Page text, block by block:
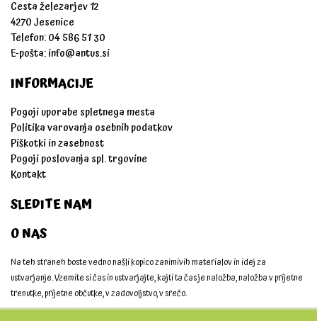
Cesta železarjev 12
4270 Jesenice
Telefon: 04 586 51 30
E-pošta:info@antus.si
INFORMACIJE
Pogoji uporabe spletnega mesta
Politika varovanja osebnih podatkov
Piškotki in zasebnost
Pogoji poslovanja spl. trgovine
Kontakt
SLEDITE NAM
O NAS
Na teh straneh boste vedno našli kopico zanimivih materialov in idej za
ustvarjanje. Vzemite si čas in ustvarjajte, kajti ta čas je naložba, naložba v prijetne
trenutke, prijetne občutke, v zadovoljstvo, v srečo.